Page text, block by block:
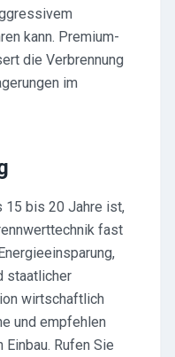
kann. Premium-
die Verbrennung
im
15 bis 20 Jahre ist,
fast
staatlicher
wirtschaftlich
und empfehlen
Rufen Sie